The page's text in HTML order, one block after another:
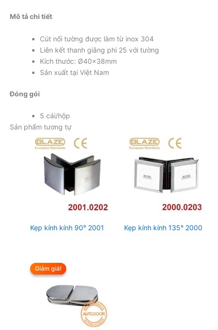
Mô tả chi tiết
Cút nối tường được làm từ inox 304
Liên kết thanh giằng phi 25 với tường
Kích thước: Ø40x38mm
Sản xuất tại Việt Nam
Đóng gói
5 cái/hộp
Sản phẩm tương tự
Kẹp kính kính 90° 2001 Kẹp kính kính 135° 2000
Giảm giá!
Giảm giá!